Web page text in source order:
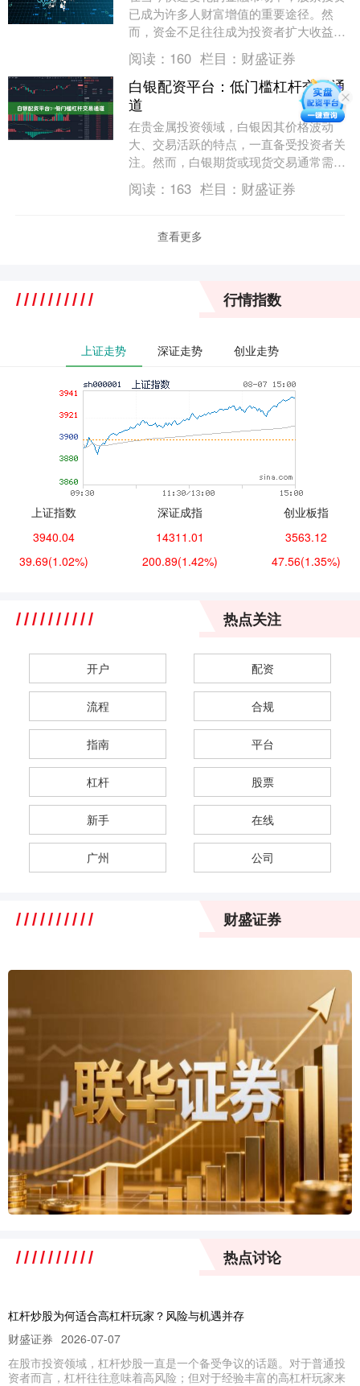
已成为许多人财富增值的重要途径。然
而，资金不足往往成为投资者扩大收益的
瓶颈。黄金配资咨询平台应运而生，为投
资者提供专业的股票....
阅读： 160 栏目： 财盛证券
白银配资平台：低门槛杠杆交易通
道
在贵金属投资领域，白银因其价格波动
大、交易活跃的特点，一直备受投资者关
注。然而，白银期货或现货交易通常需要
较高的保证金，这对资金有限的投资者来
说是一道门槛。近年....
阅读： 163 栏目： 财盛证券
查看更多
行情指数
上证走势 深证走势 创业走势
上证指数
3940.04
39.69(1.02%)
深证成指
14311.01
200.89(1.42%)
创业板指
3563.12
47.56(1.35%)
热点关注
开户 配资
流程 合规
指南 平台
杠杆 股票
新手 在线
广州 公司
财盛证券
热点讨论
杠杆炒股为何适合高杠杆玩家？风险与机遇并存
财盛证券 2026-07-07
在股市投资领域，杠杆炒股一直是一个备受争议的话题。对于普通投
资者而言，杠杆往往意味着高风险；但对于经验丰富的高杠杆玩家来